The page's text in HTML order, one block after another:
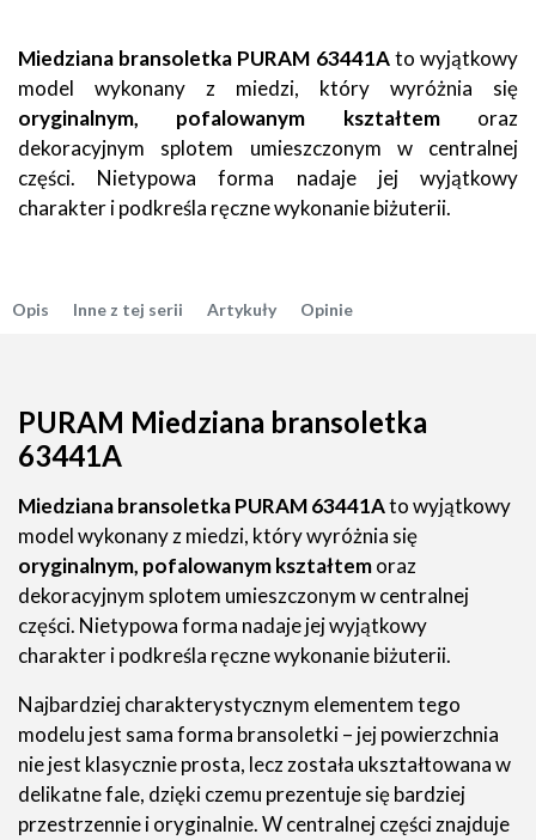
Miedziana bransoletka PURAM 63441Ato wyjątkowy
model wykonany z miedzi, który wyróżnia się
oryginalnym, pofalowanym kształtemoraz
dekoracyjnym splotem umieszczonym w centralnej
części. Nietypowa forma nadaje jej wyjątkowy
charakter i podkreśla ręczne wykonanie biżuterii.
Opis Inne z tej serii Artykuły Opinie
PURAM Miedziana bransoletka
63441A
Miedziana bransoletka PURAM 63441Ato wyjątkowy
model wykonany z miedzi, który wyróżnia się
oryginalnym, pofalowanym kształtemoraz
dekoracyjnym splotem umieszczonym w centralnej
części. Nietypowa forma nadaje jej wyjątkowy
charakter i podkreśla ręczne wykonanie biżuterii.
Najbardziej charakterystycznym elementem tego
modelu jest sama forma bransoletki – jej powierzchnia
nie jest klasycznie prosta, lecz została ukształtowana w
delikatne fale, dzięki czemu prezentuje się bardziej
przestrzennie i oryginalnie. W centralnej części znajduje